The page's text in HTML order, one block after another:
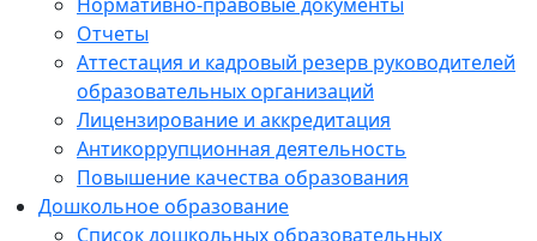
Нормативно-правовые документы
Отчеты
Аттестация и кадровый резерв руководителей
образовательных организаций
Лицензирование и аккредитация
Антикоррупционная деятельность
Повышение качества образования
Дошкольное образование
Список дошкольных образовательных